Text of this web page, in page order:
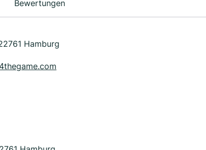
Bewertungen
Hamburg